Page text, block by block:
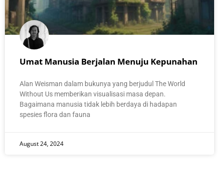
Umat Manusia Berjalan Menuju Kepunahan
Alan Weisman dalam bukunya yang berjudul The World
Without Us memberikan visualisasi masa depan.
Bagaimana manusia tidak lebih berdaya di hadapan
spesies flora dan fauna
August 24, 2024